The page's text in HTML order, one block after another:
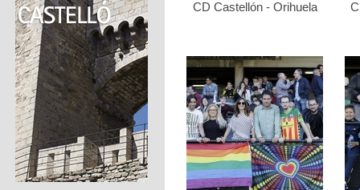
CD Castellón - Orihuela